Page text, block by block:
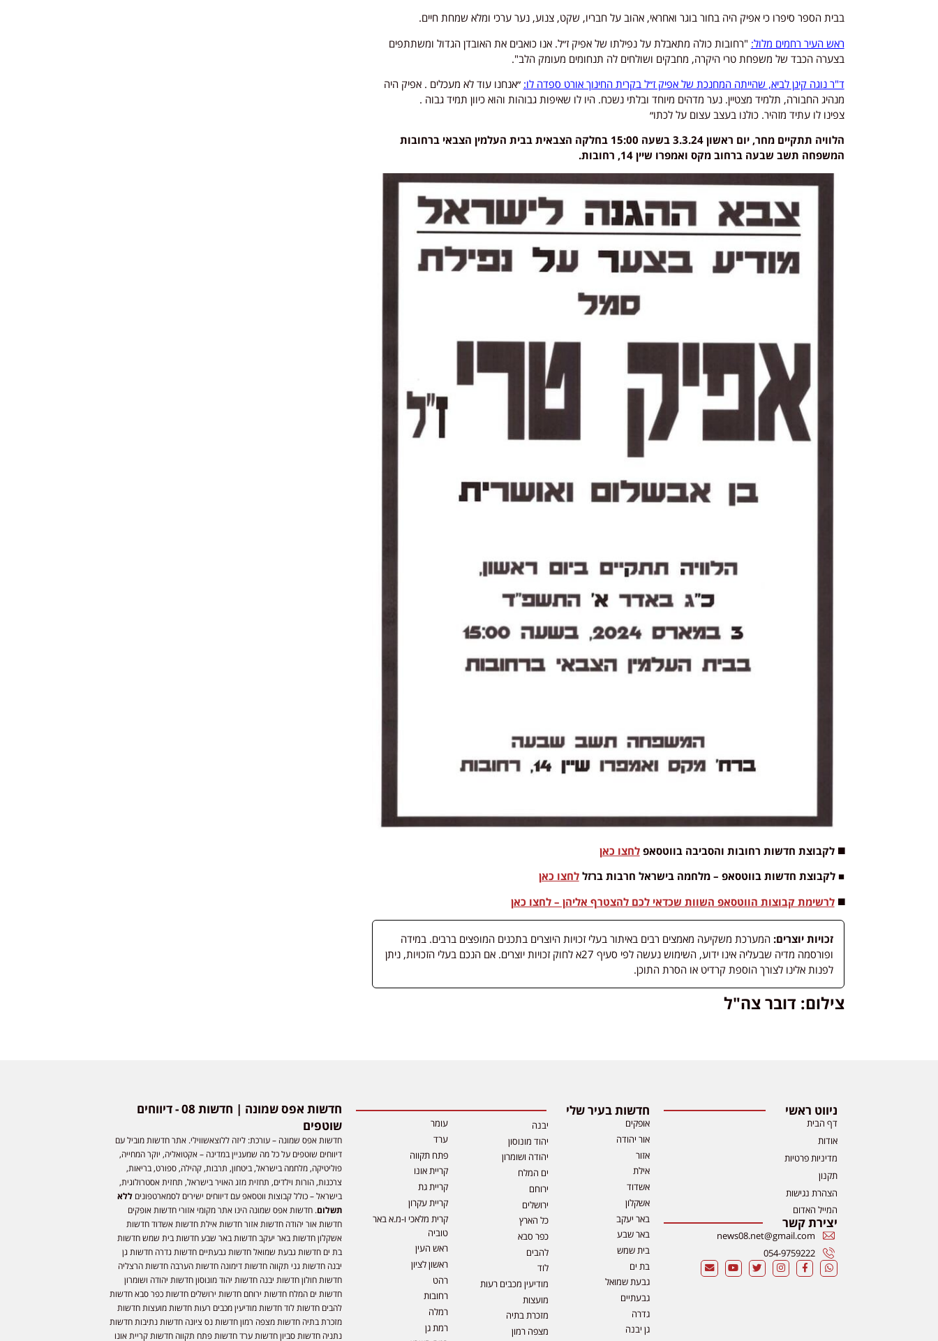
בבית הספר סיפרו כי אפיק היה בחור בוגר ואחראי, אהוב על חבריו, שקט, צנוע, נער ערכי ומלא שמחת חיים.
ראש העיר רחמים מלול: "רחובות כולה מתאבלת על נפילתו של אפיק ז״ל. אנו כואבים את האובדן הגדול ומשתתפים
בצערה הכבד של משפחת טרי היקרה, מחבקים ושולחים לה תנחומים מעומק הלב".
ד"ר נוגה קינן לביא, שהייתה המחנכת של אפיק ז״ל בקרית החינוך אורט ספדה לו: ״אנחנו עוד לא מעכלים . אפיק היה
מנהיג החבורה, תלמיד מצטיין. נער מדהים מיוחד ובלתי נשכח. היו לו שאיפות גבוהות והוא כיוון תמיד גבוה .
צפינו לו עתיד מזהיר. כולנו בעצב עצום על לכתו״
הלוויה תתקיים מחר, יום ראשון 3.3.24 בשעה 15:00 בחלקה הצבאית בבית העלמין הצבאי ברחובות
המשפחה תשב שבעה ברחוב מקס ואמפרו שיין 14, רחובות.
◼️ לקבוצת חדשות רחובות והסביבה בווטסאפלחצו כאן
■ לקבוצת חדשות בווטסאפ – מלחמה בישראל חרבות ברזללחצו כאן
◼️לרשימת קבוצות הווטסאפ השוות שכדאי לכם להצטרף אליהן – לחצו כאן
זכויות יוצרים: המערכת משקיעה מאמצים רבים באיתור בעלי זכויות היוצרים בתכנים המופצים ברבים. במידה
ופורסמה מדיה שבעליה אינו ידוע, השימוש נעשה לפי סעיף 27א לחוק זכויות יוצרים. אם הנכם בעלי הזכויות, ניתן
לפנות אלינו לצורך הוספת קרדיט או הסרת התוכן.
צילום: דובר צה"ל
ניווט ראשי
דף הבית
אודות
מדיניות פרטיות
תקנון
הצהרת נגישות
המייל האדום
יצירת קשר
news08.net@gmail.com
054-9759222
חדשות בעיר שלי
אופקים
אור יהודה
אזור
אילת
אשדוד
אשקלון
באר יעקב
באר שבע
בית שמש
בת ים
גבעת שמואל
גבעתיים
גדרה
גן יבנה
יבנה
יהוד מונוסון
יהודה ושומרון
ים המלח
ירוחם
ירושלים
כל הארץ
כפר סבא
להבים
לוד
מודיעין מכבים רעות
מועצות
מזכרת בתיה
מצפה רמון
עומר
ערד
פתח תקווה
קריית אונו
קריית גת
קריית עקרון
קרית מלאכי ו-מ.א באר
טוביה
ראש העין
ראשון לציון
רהט
רחובות
רמלה
רמת גן
חדשות אפס שמונה | חדשות 08 - דיווחים
שוטפים
חדשות אפס שמונה – עורכת: ליזה ללוצאשווילי. אתר חדשות מוביל עם
דיווחים שוטפים על כל מה שמעניין במדינה – אקטואליה, יוקר המחייה,
פוליטיקה, מלחמה בישראל, ביטחון, תרבות, קהילה, ספורט, בריאות,
צרכנות, הורות וילדים, תחזית מזג האויר בישראל, תחזית אסטרולוגית,
בישראל – כולל קבוצות ווטסאפ עם דיווחים ישירים לסמארטפוניםללא
תשלום. חדשות אפס שמונה הינו אתר מקומי אזורי חדשות אופקים
חדשות אור יהודה חדשות אזור חדשות אילת חדשות אשדוד חדשות
אשקלון חדשות באר יעקב חדשות באר שבע חדשות בית שמש חדשות
בת ים חדשות גבעת שמואל חדשות גבעתיים חדשות גדרה חדשות גן
יבנה חדשות גני תקווה חדשות דימונה חדשות הערבה חדשות הרצליה
חדשות חולון חדשות יבנה חדשות יהוד מונוסון חדשות יהודה ושומרון
חדשות ים המלח חדשות ירוחם חדשות ירושלים חדשות כפר סבא חדשות
להבים חדשות לוד חדשות מודיעין מכבים רעות חדשות מועצות חדשות
מזכרת בתיה חדשות מצפה רמון חדשות נס ציונה חדשות נתיבות חדשות
נתניה חדשות סביון חדשות ערד חדשות פתח תקווה חדשות קריית אונו